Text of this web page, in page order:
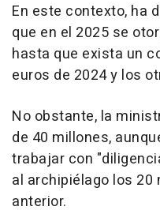
En este contexto, ha
que en el 2025 se
hasta que exista un
euros de 2024 y los
No obstante, la
de 40 millones,
trabajar con
al archipiélago los
anterior.